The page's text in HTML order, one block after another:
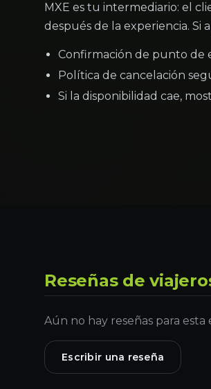
MXE es tu intermediario: el
después de la experiencia. Si
Confirmación de punto de
Política de cancelación
Si la disponibilidad cae,
Reseñas de
Aún no hay reseñas para esta
Escribir una reseña